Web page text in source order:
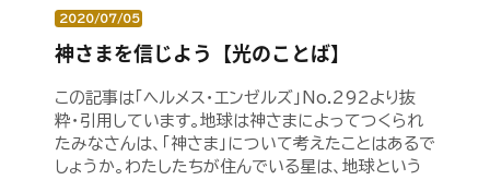
2020/07/05
神さまを信じよう【光のことば】
この記事は「ヘルメス・エンゼルズ」No.292より抜
粋・引用しています。地球は神さまによってつくられ
たみなさんは、「神さま」について考えたことはあるで
しょうか。わたしたちが住んでいる星は、地球という